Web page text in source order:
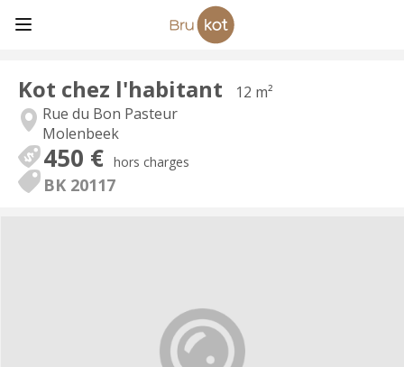
Kot chez l'habitant
12 m²
Rue du Bon Pasteur
Molenbeek
450 € hors charges
BK 20117